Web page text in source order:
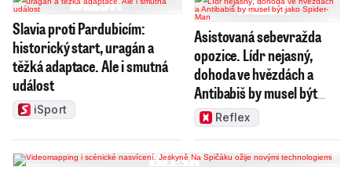
Slavia proti Pardubicím:
historický start, uragán a
těžká adaptace. Ale i smutná
událost
iSport
Asistovaná sebevražda
opozice. Lídr nejasný,
dohoda ve hvězdách a
Antibabiš by musel být
jako Spider-Man
Reflex